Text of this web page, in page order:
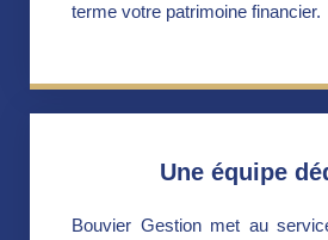
terme votre patrimoine financier.
Une équipe
Bouvier Gestion met au